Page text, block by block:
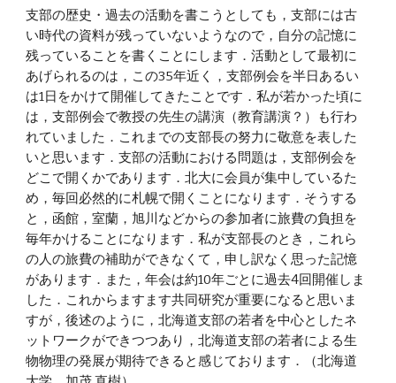
支部の歴史・過去の活動を書こうとしても，支部には古
い時代の資料が残っていないようなので，自分の記憶に
残っていることを書くことにします．活動として最初に
あげられるのは，この35年近く，支部例会を半日あるい
は1日をかけて開催してきたことです．私が若かった頃に
は，支部例会で教授の先生の講演（教育講演？）も行わ
れていました．これまでの支部長の努力に敬意を表した
いと思います．支部の活動における問題は，支部例会を
どこで開くかであります．北大に会員が集中しているた
め，毎回必然的に札幌で開くことになります．そうする
と，函館，室蘭，旭川などからの参加者に旅費の負担を
毎年かけることになります．私が支部長のとき，これら
の人の旅費の補助ができなくて，申し訳なく思った記憶
があります．また，年会は約10年ごとに過去4回開催しま
した．これからますます共同研究が重要になると思いま
すが，後述のように，北海道支部の若者を中心としたネ
ットワークができつつあり，北海道支部の若者による生
物物理の発展が期待できると感じております．（北海道